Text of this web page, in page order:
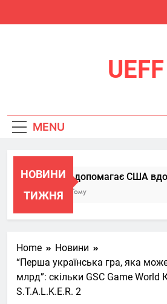
UEFF
MENU
НОВИНИ
ТИЖНЯ
Україна допомагає США
6 Місяців Тому
Home
Новини
“Перша українська гра, яка
млрд”: скільки GSC Game World
S.T.A.L.K.E.R. 2